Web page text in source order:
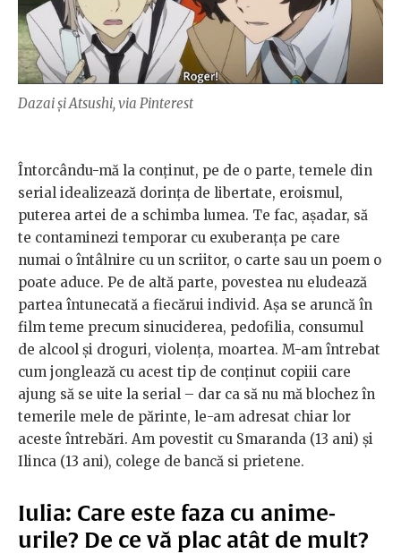
Dazai și Atsushi, via Pinterest
Întorcându-mă la conținut, pe de o parte, temele din
serial idealizează dorința de libertate, eroismul,
puterea artei de a schimba lumea. Te fac, așadar, să
te contaminezi temporar cu exuberanța pe care
numai o întâlnire cu un scriitor, o carte sau un poem o
poate aduce. Pe de altă parte, povestea nu eludează
partea întunecată a fiecărui individ. Așa se aruncă în
film teme precum sinuciderea, pedofilia, consumul
de alcool și droguri, violența, moartea. M-am întrebat
cum jonglează cu acest tip de conținut copiii care
ajung să se uite la serial – dar ca să nu mă blochez în
temerile mele de părinte, le-am adresat chiar lor
aceste întrebări. Am povestit cu Smaranda (13 ani) și
Ilinca (13 ani), colege de bancă si prietene.
Iulia: Care este faza cu anime-
urile? De ce vă plac atât de mult?